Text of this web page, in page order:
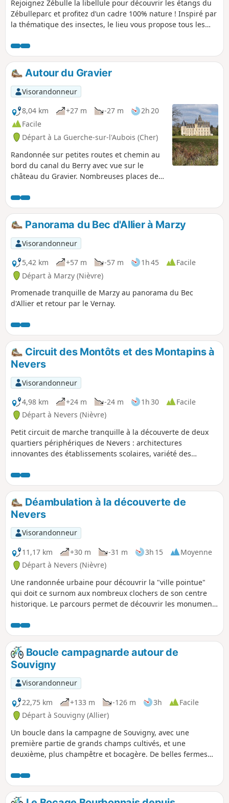
Rejoignez Zébulle la libellule pour découvrir les étangs du
Zébulleparc et profitez d’un cadre 100% nature ! Inspiré par
la thématique des insectes, le lieu vous propose tous les
amis : deux étangs, des jeux pour les petits et les grands,
pratique de la pêche, sports collectifs, restauration, espaces
piquenique, etc. Zébulleparc vous accueille toute l’année !
Autour du Gravier
Visorandonneur
8,04 km
+27 m -27 m
2h 20
Facile
Départ à La Guerche-sur-l'Aubois (Cher)
Randonnée sur petites routes et chemin au
bord du canal du Berry avec vue sur le
château du Gravier. Nombreuses places de
monument classé du XIIe siècle est ouvert à
certaines heures en fonction des saisons. Le
Gravier ancienne commune avant d'être
absorbée par la Guerche- sur-l'Aubois.
Panorama du Bec d'Allier à Marzy
Visorandonneur
5,42 km
+57 m -57 m 1h 45
Facile
Départ à Marzy (Nièvre)
Promenade tranquille de Marzy au panorama du Bec
d'Allier et retour par le Vernay.
Circuit des Montôts et des Montapins à
Nevers
Visorandonneur
4,98 km
+24 m -24 m 1h 30
Facile
Départ à Nevers (Nièvre)
Petit circuit de marche tranquille à la découverte de deux
quartiers périphériques de Nevers : architectures
innovantes des établissements scolaires, variété des
Bérégovoy, une cité dans la ville, points de vue sur la Loire
et le val.
Déambulation à la découverte de
Nevers
Visorandonneur
11,17 km
+30 m -31 m 3h 15
Moyenne
Départ à Nevers (Nièvre)
Une randonnée urbaine pour découvrir la "ville pointue"
qui doit ce surnom aux nombreux clochers de son centre
historique. Le parcours permet de découvrir les monuments
la cathédrale, les rues commerçantes, la Porte du Croux,
mais aussi de nombreuses rues bordées de maisons
anciennes, des parcs et le Port de Jonction.
Boucle campagnarde autour de
Souvigny
Visorandonneur
22,75 km
+133 m -126 m 3h
Facile
Départ à Souvigny (Allier)
Un boucle dans la campagne de Souvigny, avec une
première partie de grands champs cultivés, et une
deuxième, plus champêtre et bocagère. De belles fermes
beau village de Souvigny.